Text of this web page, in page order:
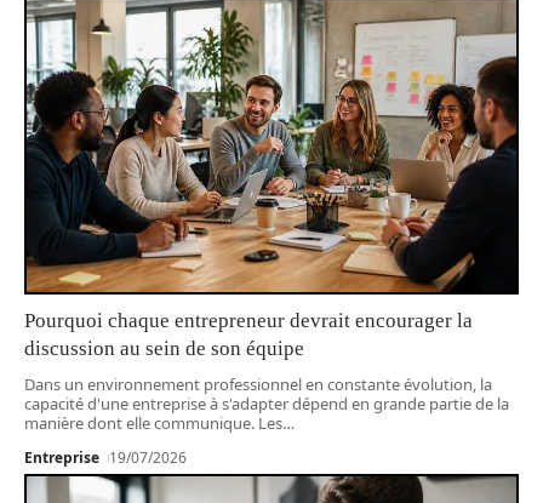
Pourquoi chaque entrepreneur devrait encourager la
discussion au sein de son équipe
Dans un environnement professionnel en constante évolution, la
capacité d'une entreprise à s'adapter dépend en grande partie de la
manière dont elle communique. Les…
Entreprise 19/07/2026